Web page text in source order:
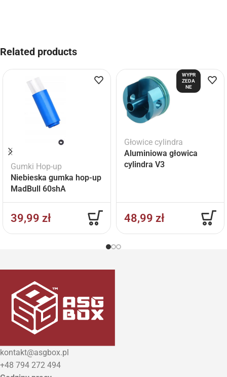
Related products
Gumki Hop-up
Niebieska gumka hop-up
MadBull 60shA
39,99 zł
WYPR
ZEDA
NE
Głowice cylindra
Aluminiowa głowica
cylindra V3
48,99 zł
kontakt@asgbox.pl
+48 794 272 494